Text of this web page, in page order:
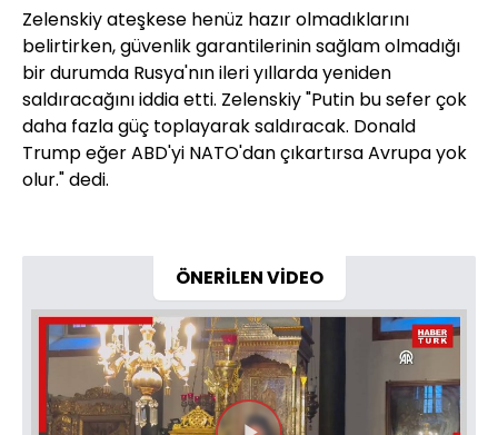
Zelenskiy ateşkese henüz hazır olmadıklarını
belirtirken, güvenlik garantilerinin sağlam olmadığı
bir durumda Rusya'nın ileri yıllarda yeniden
saldıracağını iddia etti. Zelenskiy "Putin bu sefer çok
daha fazla güç toplayarak saldıracak. Donald
Trump eğer ABD'yi NATO'dan çıkartırsa Avrupa yok
olur." dedi.
ÖNERİLEN VİDEO